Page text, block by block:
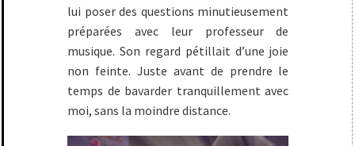
lui poser des questions minutieusement
préparées avec leur professeur de
musique. Son regard pétillait d’une joie
non feinte. Juste avant de prendre le
temps de bavarder tranquillement avec
moi, sans la moindre distance.